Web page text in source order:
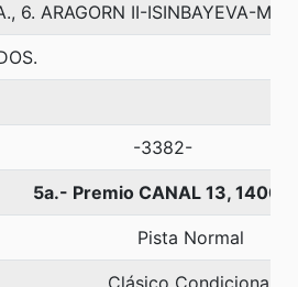
6. ARAGORN II-ISINBAYEVA-
-3382-
5a.- Premio CANAL 13, 1400
Pista Normal
Clásico Condicional